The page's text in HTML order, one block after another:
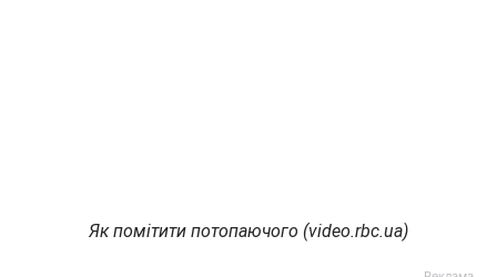
Як помітити потопаючого (video.rbc.ua)